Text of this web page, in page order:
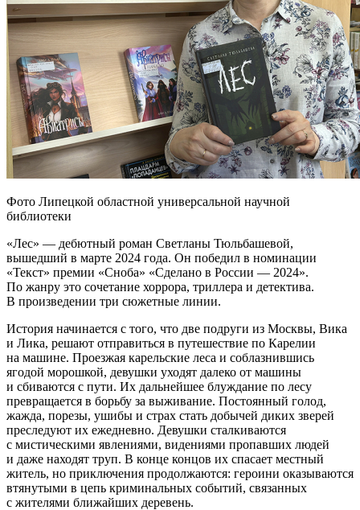
Фото Липецкой областной универсальной научной
библиотеки
«Лес» — дебютный роман Светланы Тюльбашевой,
вышедший в марте 2024 года. Он победил в номинации
«Текст» премии «Сноба» «Сделано в России — 2024».
По жанру это сочетание хоррора, триллера и детектива.
В произведении три сюжетные линии.
История начинается с того, что две подруги из Москвы, Вика
и Лика, решают отправиться в путешествие по Карелии
на машине. Проезжая карельские леса и соблазнившись
ягодой морошкой, девушки уходят далеко от машины
и сбиваются с пути. Их дальнейшее блуждание по лесу
превращается в борьбу за выживание. Постоянный голод,
жажда, порезы, ушибы и страх стать добычей диких зверей
преследуют их ежедневно. Девушки сталкиваются
с мистическими явлениями, видениями пропавших людей
и даже находят труп. В конце концов их спасает местный
житель, но приключения продолжаются: героини оказываются
втянутыми в цепь криминальных событий, связанных
с жителями ближайших деревень.